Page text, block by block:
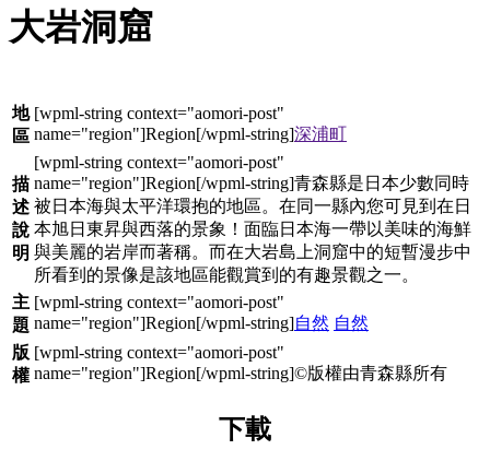
大岩洞窟
地
區
深浦町
描
述
說
明
青森縣是日本少數同時
被日本海與太平洋環抱的地區。在同一縣內您可見到在日
本旭日東昇與西落的景象！面臨日本海一帶以美味的海鮮
與美麗的岩岸而著稱。而在大岩島上洞窟中的短暫漫步中
所看到的景像是該地區能觀賞到的有趣景觀之一。
主
題
自然 自然
版
權
©版權由青森縣所有
下載